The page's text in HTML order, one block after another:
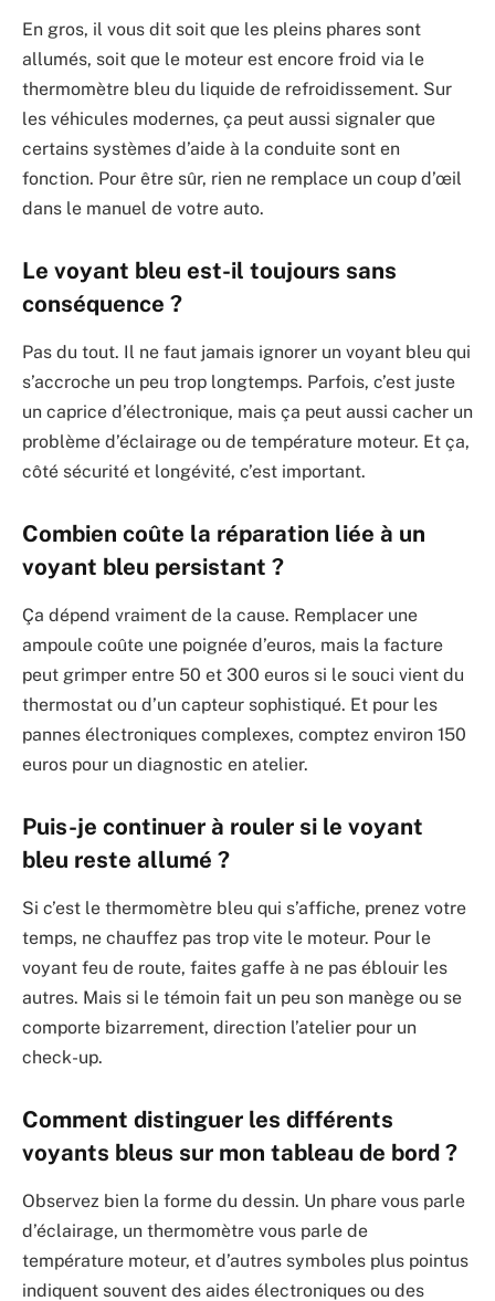
En gros, il vous dit soit que les pleins phares sont
allumés, soit que le moteur est encore froid via le
thermomètre bleu du liquide de refroidissement. Sur
les véhicules modernes, ça peut aussi signaler que
certains systèmes d’aide à la conduite sont en
fonction. Pour être sûr, rien ne remplace un coup d’œil
dans le manuel de votre auto.
Le voyant bleu est-il toujours sans
conséquence ?
Pas du tout. Il ne faut jamais ignorer un voyant bleu qui
s’accroche un peu trop longtemps. Parfois, c’est juste
un caprice d’électronique, mais ça peut aussi cacher un
problème d’éclairage ou de température moteur. Et ça,
côté sécurité et longévité, c’est important.
Combien coûte la réparation liée à un
voyant bleu persistant ?
Ça dépend vraiment de la cause. Remplacer une
ampoule coûte une poignée d’euros, mais la facture
peut grimper entre 50 et 300 euros si le souci vient du
thermostat ou d’un capteur sophistiqué. Et pour les
pannes électroniques complexes, comptez environ 150
euros pour un diagnostic en atelier.
Puis-je continuer à rouler si le voyant
bleu reste allumé ?
Si c’est le thermomètre bleu qui s’affiche, prenez votre
temps, ne chauffez pas trop vite le moteur. Pour le
voyant feu de route, faites gaffe à ne pas éblouir les
autres. Mais si le témoin fait un peu son manège ou se
comporte bizarrement, direction l’atelier pour un
check-up.
Comment distinguer les différents
voyants bleus sur mon tableau de bord ?
Observez bien la forme du dessin. Un phare vous parle
d’éclairage, un thermomètre vous parle de
température moteur, et d’autres symboles plus pointus
indiquent souvent des aides électroniques ou des